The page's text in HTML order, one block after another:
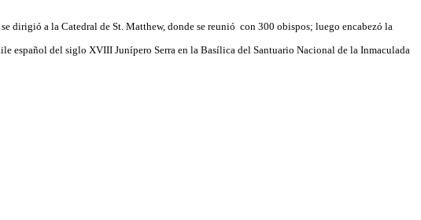
dirigió a la Catedral de St. Matthew, donde se reunió con 300 obispos; luego encabezó la
español del siglo XVIII Junípero Serra en la Basílica del Santuario Nacional de la Inmaculada